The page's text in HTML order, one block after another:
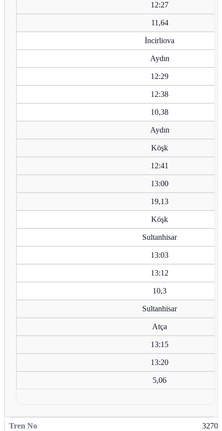
12:27
11,64
İncirliova
Aydın
12:29
12:38
10,38
Aydın
Köşk
12:41
13:00
19,13
Köşk
Sultanhisar
13:03
13:12
10,3
Sultanhisar
Atça
13:15
13:20
5,06
32707